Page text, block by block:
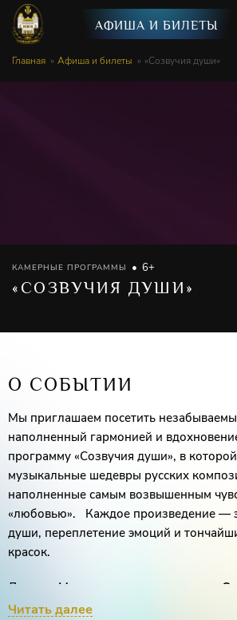
АФИША И БИЛЕТЫ
Главная Афиша и билеты «Созвучия души»
КАМЕРНЫЕ ПРОГРАММЫ 6+
«СОЗВУЧИЯ ДУШИ»
О СОБЫТИИ
Мы приглашаем посетить
наполненный гармонией и
программу «Созвучия души», в
музыкальные шедевры русских
наполненные самым возвышенным
«любовью». Каждое произведение —
души, переплетение эмоций и
красок.
Лауреат Международных конкурсов
Захарьева(меццо-сопрано)
Читать далее